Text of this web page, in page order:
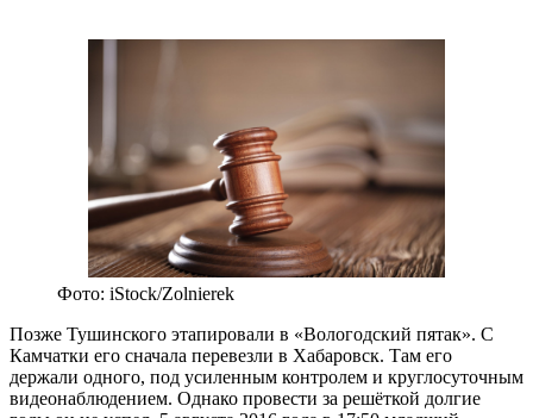
Фото: iStock/Zolnierek
Позже Тушинского этапировали в «Вологодский пятак». С
Камчатки его сначала перевезли в Хабаровск. Там его
держали одного, под усиленным контролем и круглосуточным
видеонаблюдением. Однако провести за решёткой долгие